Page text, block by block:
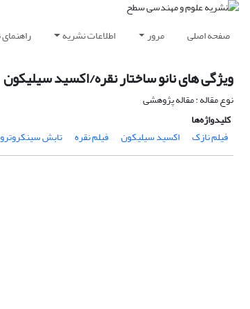
صفحه اصلی مرور اطلاعات نشریه
ویژگی های نانو ساختار نقره/اکسید سیلیکون
نوع مقاله : مقاله پژوهشی
کلیدواژه‌ها
فیلم نازک
اکسید سیلیکون فیلم نقره تابش